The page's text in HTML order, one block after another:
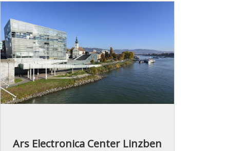
Ars Electronica Center Linzben